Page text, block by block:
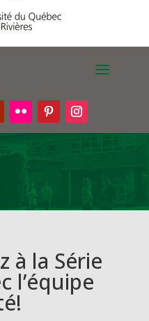
à la Série
l’équipe